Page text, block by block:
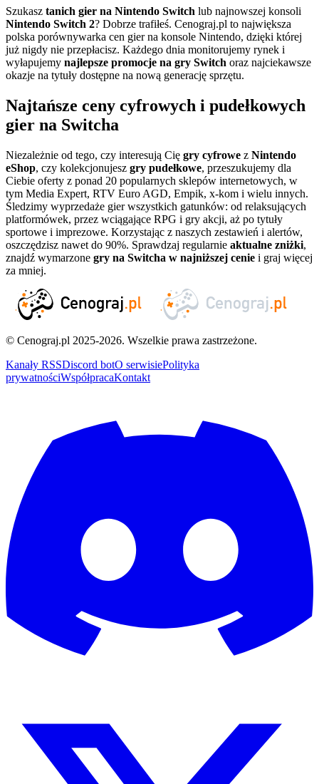
Szukasz tanich gier na Nintendo Switch lub najnowszej konsoli
Nintendo Switch 2? Dobrze trafiłeś. Cenograj.pl to największa
polska porównywarka cen gier na konsole Nintendo, dzięki której
już nigdy nie przepłacisz. Każdego dnia monitorujemy rynek i
wyłapujemy najlepsze promocje na gry Switch oraz najciekawsze
okazje na tytuły dostępne na nową generację sprzętu.
Najtańsze ceny cyfrowych i pudełkowych
gier na Switcha
Niezależnie od tego, czy interesują Cię gry cyfrowe z Nintendo
eShop, czy kolekcjonujesz gry pudełkowe, przeszukujemy dla
Ciebie oferty z ponad 20 popularnych sklepów internetowych, w
tym Media Expert, RTV Euro AGD, Empik, x-kom i wielu innych.
Śledzimy wyprzedaże gier wszystkich gatunków: od relaksujących
platformówek, przez wciągające RPG i gry akcji, aż po tytuły
sportowe i imprezowe. Korzystając z naszych zestawień i alertów,
oszczędzisz nawet do 90%. Sprawdzaj regularnie aktualne zniżki,
znajdź wymarzone gry na Switcha w najniższej cenie i graj więcej
za mniej.
© Cenograj.pl 2025-2026. Wszelkie prawa zastrzeżone.
Kanały RSSDiscord botO serwisiePolityka
prywatnościWspółpracaKontakt